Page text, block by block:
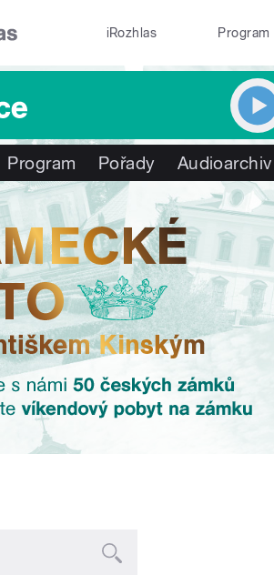
iRozhlas Program
Program Pořady Audioarchiv